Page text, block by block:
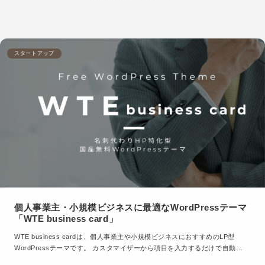
スタートアップ
個人事業主・小規模ビジネスに最適なWordPressテーマ
「WTE business card」
WTE business cardは、個人事業主や小規模ビジネスにおすすめのLP型
WordPressテーマです。 カスタマイザーから項目を入力するだけで自動…